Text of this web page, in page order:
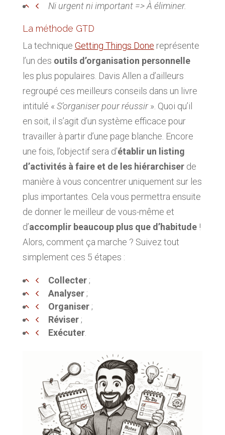
Ni urgent ni important => À éliminer.
La méthode GTD
La technique Getting Things Done représente
l’un des outils d’organisation personnelle
les plus populaires. Davis Allen a d’ailleurs
regroupé ces meilleurs conseils dans un livre
intitulé « S’organiser pour réussir». Quoi qu’il
en soit, il s’agit d’un système efficace pour
travailler à partir d’une page blanche. Encore
une fois, l’objectif sera d’établir un listing
d’activités à faire et de les hiérarchiserde
manière à vous concentrer uniquement sur les
plus importantes. Cela vous permettra ensuite
de donner le meilleur de vous-même et
d’accomplir beaucoup plus que d’habitude!
Alors, comment ça marche ? Suivez tout
simplement ces 5 étapes :
Collecter;
Analyser;
Organiser;
Réviser;
Exécuter.